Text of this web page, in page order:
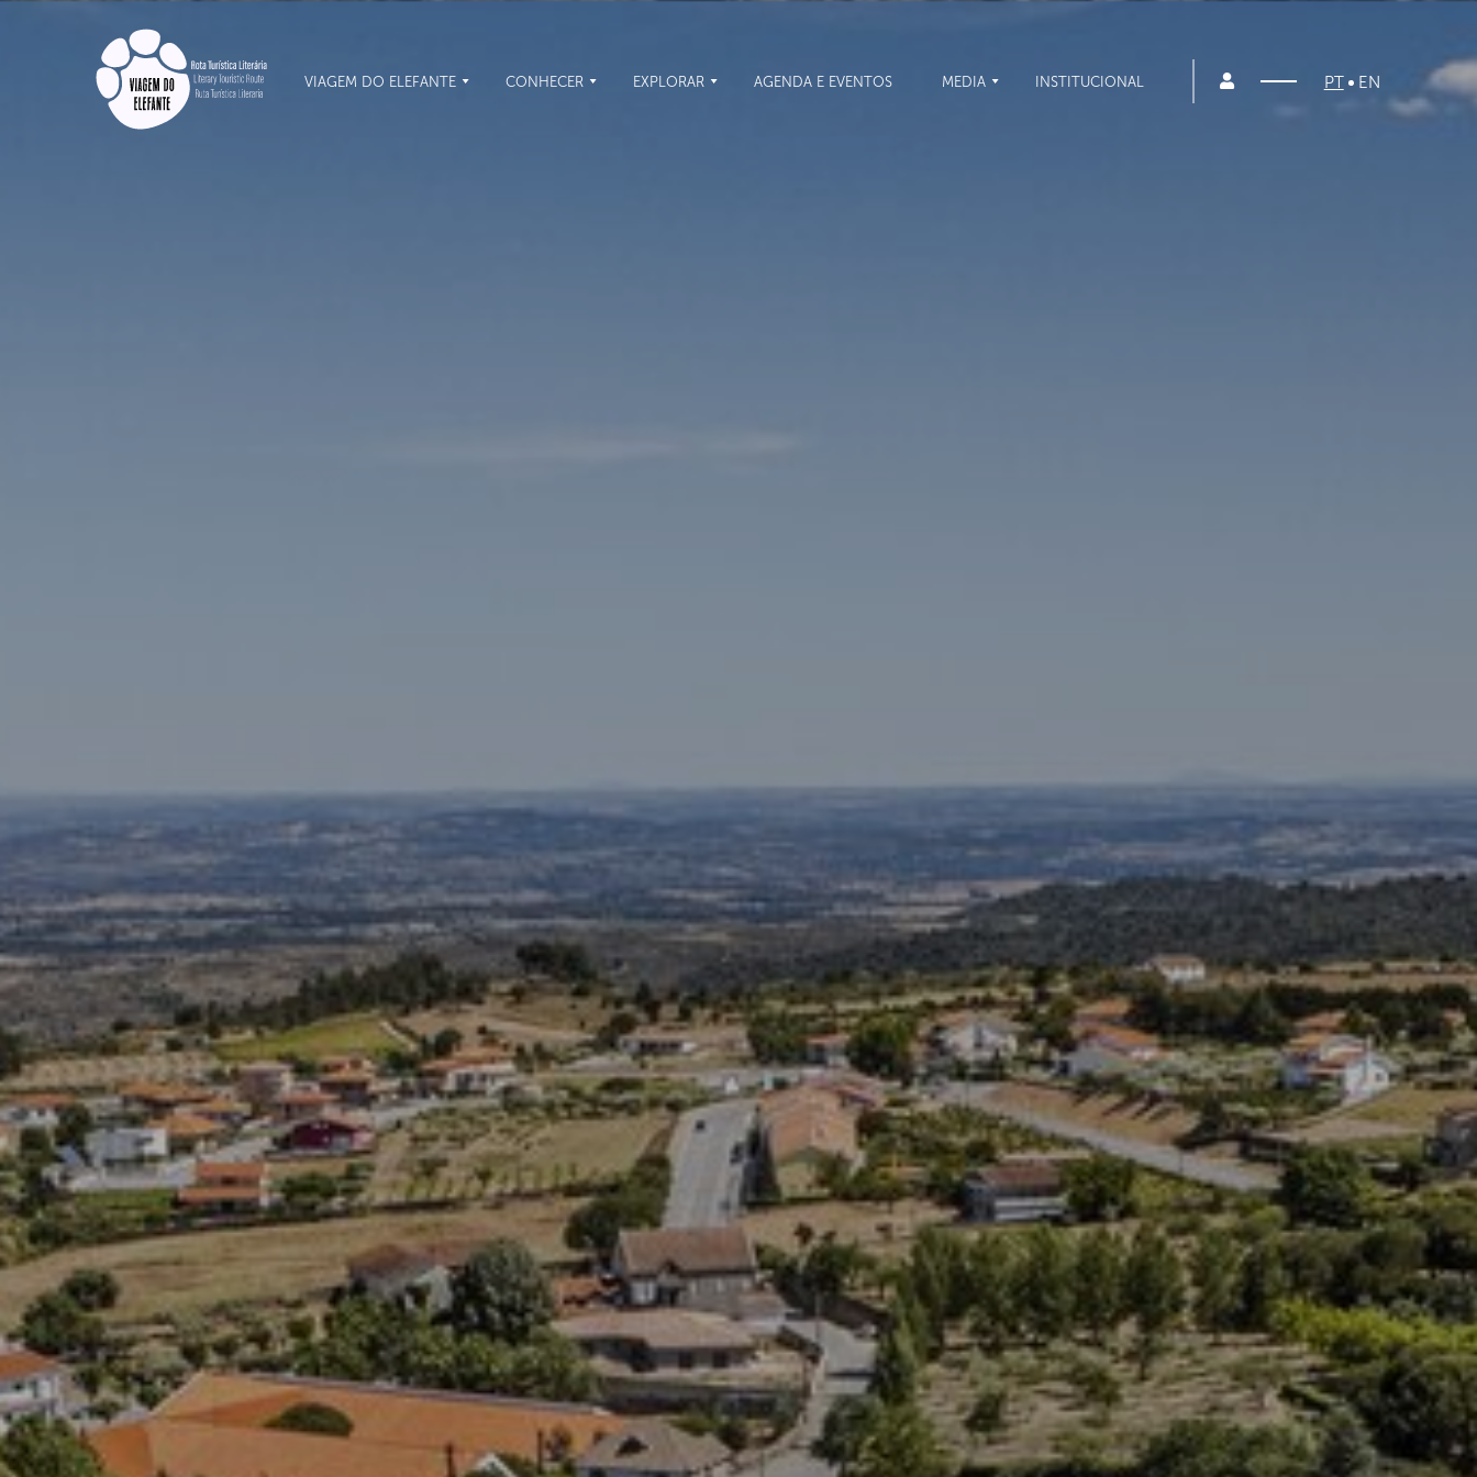
VIAGEM DO ELEFANTE CONHECER EXPLORAR AGENDA E EVENTOS MEDIA INSTITUCIONAL PT EN